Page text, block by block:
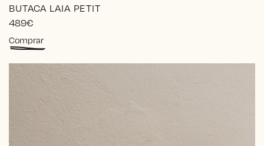
BUTACA LAIA PETIT
489€
Comprar